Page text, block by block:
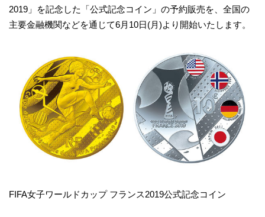
2019」を記念した「公式記念コイン」の予約販売を、全国の
主要金融機関などを通じて6月10日(月)より開始いたします。
FIFA女子ワールドカップ フランス2019公式記念コイン